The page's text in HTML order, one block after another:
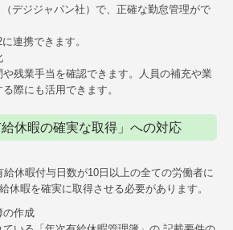
（デジジャパン社）で、正確な勤怠管理がで
連携できます。
残業手当を確認できます。人員の補充や業
際にも活用できます。
給休暇の確実な取得」への対応
休暇付与日数が10日以上の全ての労働者に
休暇を確実に取得させる必要があります。
の作成